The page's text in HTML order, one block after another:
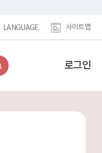
LANGUAGE 사이트맵
로그인